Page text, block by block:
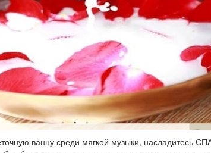
ванну среди мягкой музыки,